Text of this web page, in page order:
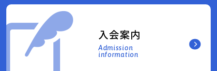
入会案内
Admission
information